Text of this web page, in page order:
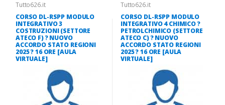
Tutto626.it
CORSO DL-RSPP MODULO
INTEGRATIVO 3
COSTRUZIONI (SETTORE
ATECO F) ? NUOVO
ACCORDO STATO REGIONI
2025 ? 16 ORE [AULA
VIRTUALE]
Tutto626.it
CORSO DL-RSPP MODULO
INTEGRATIVO 4 CHIMICO ?
PETROLCHIMICO (SETTORE
ATECO C) ? NUOVO
ACCORDO STATO REGIONI
2025 ? 16 ORE [AULA
VIRTUALE]